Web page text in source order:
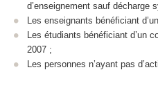
d’enseignement sauf décharge
Les enseignants bénéficiant
Les étudiants bénéficiant d’un
2007 ;
Les personnes n’ayant pas